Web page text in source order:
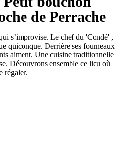
de Perrache
s’improvise. Le chef du 'Condé' ,
quiconque. Derrière ses fourneaux
aiment. Une cuisine traditionnelle
Découvrons ensemble ce lieu où
régaler.